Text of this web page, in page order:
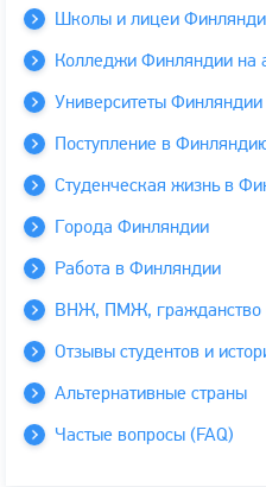
Школы и лицеи
Колледжи Финляндии на
Университеты
Поступление в
Студенческая жизнь в
Города Финляндии
Работа в Финляндии
ВНЖ, ПМЖ, гражданство
Отзывы студентов и
Альтернативные страны
Частые вопросы (FAQ)